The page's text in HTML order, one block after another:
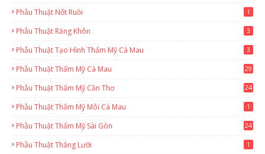
Phẫu Thuật Nốt Ruồi 1
Phẫu Thuật Răng Khôn 3
Phẫu Thuật Tạo Hình Thẩm Mỹ Cà Mau 3
Phẫu Thuật Thẩm Mỹ Cà Mau
29
Phẫu Thuật Thẩm Mỹ Cần Thơ
24
Phẫu Thuật Thẩm Mỹ Môi Cà Mau 1
Phẫu Thuật Thẩm Mỹ Sài Gòn
24
Phẫu Thuật Thắng Lưỡi 1